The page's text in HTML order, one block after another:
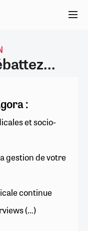
:
et socio-
gestion de votre
continue
(…)